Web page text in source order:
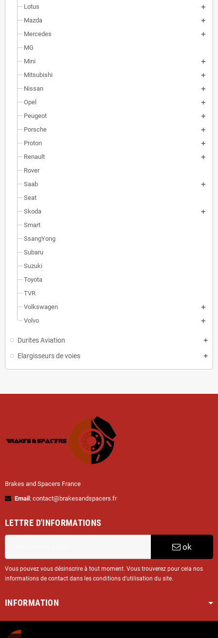
Lotus
Mazda
Mercedes
MG
Mini
Mitsubishi
Nissan
Opel
Peugeot
Porsche
Proton
Renault
Rover
Saab
Seat
Skoda
Smart
SsangYong
Subaru
Suzuki
Toyota
TVR
Volkswagen
Volvo
Durites Aviation
Elargisseurs de voies
Brakes and Spacers France
Email : contact@brakesandspacers.fr
LETTRE D'INFORMATIONS
ok
Vous pouvez vous désinscrire à tout moment. Vous trouverez pour cela nos
informations de contact dans les conditions d'utilisation du site.
INFORMATION